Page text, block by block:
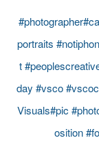
#photographer
portraits
t
day #vsco
Visuals#pic
osition